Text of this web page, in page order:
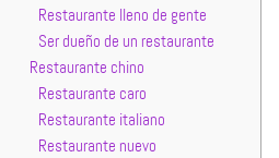
Restaurante lleno de gente
Ser dueño de un restaurante
Restaurante chino
Restaurante caro
Restaurante italiano
Restaurante nuevo